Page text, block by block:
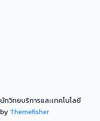
วิทยบริการและเทคโนโลยี
Themefisher